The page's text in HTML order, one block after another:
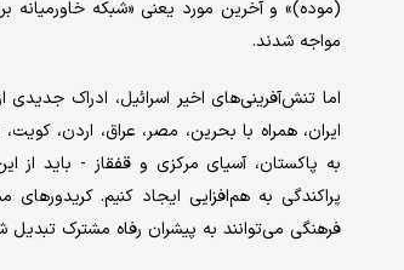
(موده)» و آخرین مورد یعنی «شبکه خاورمیانه
مواجه شدند.
اما تنش‌آفرینی‌های اخیر اسرائیل، ادراک
ایران، همراه با بحرین، مصر، عراق، اردن،
به پاکستان، آسیای مرکزی و قفقاز - باید از
پراکندگی به هم‌افزایی ایجاد کنیم.
فرهنگی می‌توانند به پیشران رفاه مشترک تبدیل